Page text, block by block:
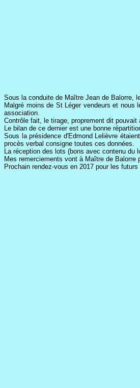
Sous la conduite de Maître Jean de Balorre,
Malgré moins de St Léger vendeurs et
association.
Contrôle fait, le tirage, proprement dit
Le bilan de ce dernier est une bonne
Sous la présidence d'Edmond Lelièvre
procès verbal consigne toutes ces données.
La réception des lots (bons avec contenu du
Mes remerciements vont à Maître de
Prochain rendez-vous en 2017 pour les